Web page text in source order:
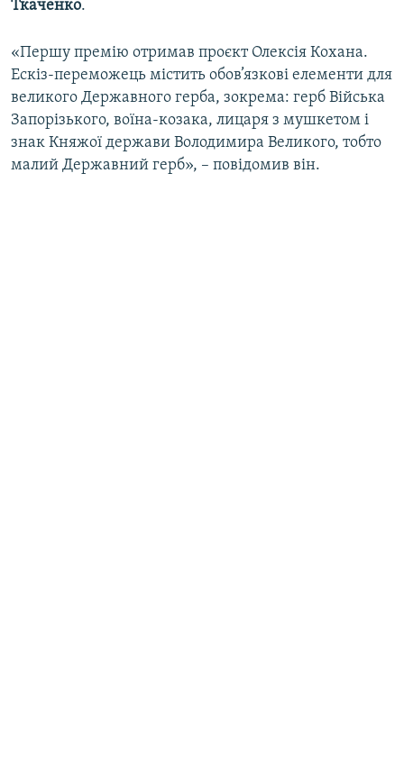
Ткаченко.
«Першу премію отримав проєкт Олексія Кохана.
Ескіз-переможець містить обов’язкові елементи для
великого Державного герба, зокрема: герб Війська
Запорізького, воїна-козака, лицаря з мушкетом і
знак Княжої держави Володимира Великого, тобто
малий Державний герб», – повідомив він.